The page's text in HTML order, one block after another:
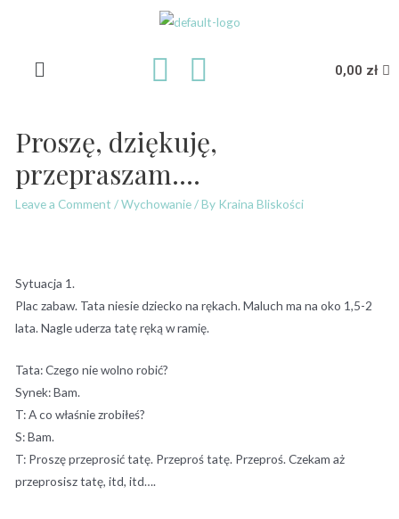
0,00 zł
Proszę, dziękuję,
przepraszam….
Leave a Comment /Wychowanie/ By Kraina Bliskości
Sytuacja 1.
Plac zabaw. Tata niesie dziecko na rękach. Maluch ma na oko 1,5-2
lata. Nagle uderza tatę ręką w ramię.
Tata: Czego nie wolno robić?
Synek: Bam.
T: A co właśnie zrobiłeś?
S: Bam.
T: Proszę przeprosić tatę. Przeproś tatę. Przeproś. Czekam aż
przeprosisz tatę, itd, itd….